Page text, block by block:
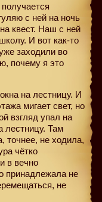
с ней на ночь
квест. Наш с ней
И вот как-то
заходили во
почему я это
на лестницу. И
мигает свет, но
взгляд упал на
лестницу. Там
точнее, не ходила,
чётко
в вечно
принадлежала не
не